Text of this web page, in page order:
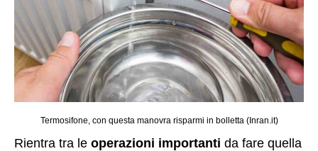
Termosifone, con questa manovra risparmi in bolletta (Inran.it)
Rientra tra le operazioni importanti da fare quella